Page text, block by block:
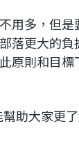
用多，但
落更大的
原則和目
幫助大家更